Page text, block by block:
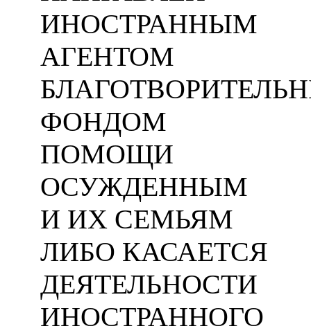
ИНОСТРАННЫМ
АГЕНТОМ
ФОНДОМ
ПОМОЩИ
ОСУЖДЕННЫМ
И ИХ СЕМЬЯМ
ЛИБО КАСАЕТСЯ
ДЕЯТЕЛЬНОСТИ
ИНОСТРАННОГО